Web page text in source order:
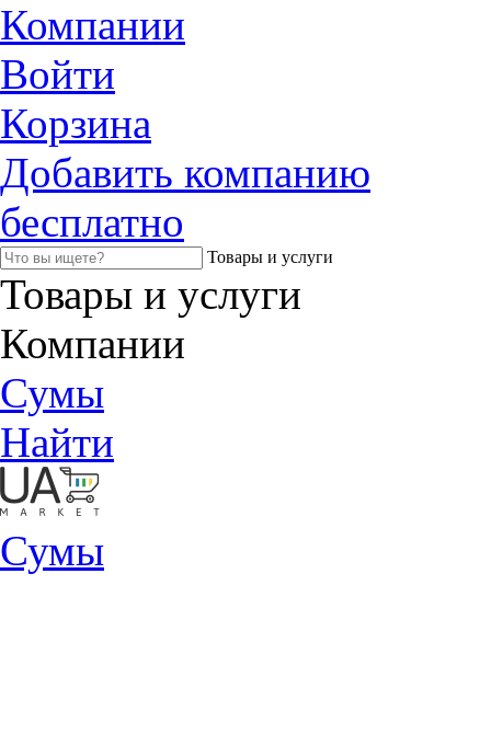
Компании
Войти
Корзина
Добавить компанию
бесплатно
Товары и услуги
Товары и услуги
Компании
Сумы
Найти
Сумы